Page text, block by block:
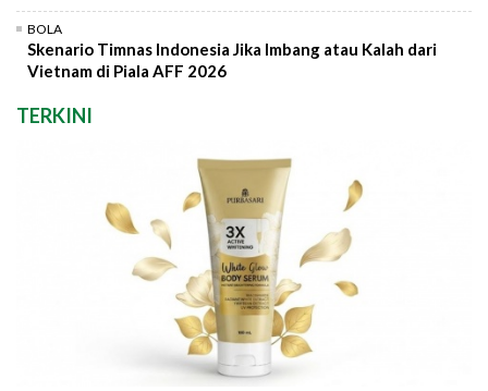
BOLA
Skenario Timnas Indonesia Jika Imbang atau Kalah dari
Vietnam di Piala AFF 2026
TERKINI